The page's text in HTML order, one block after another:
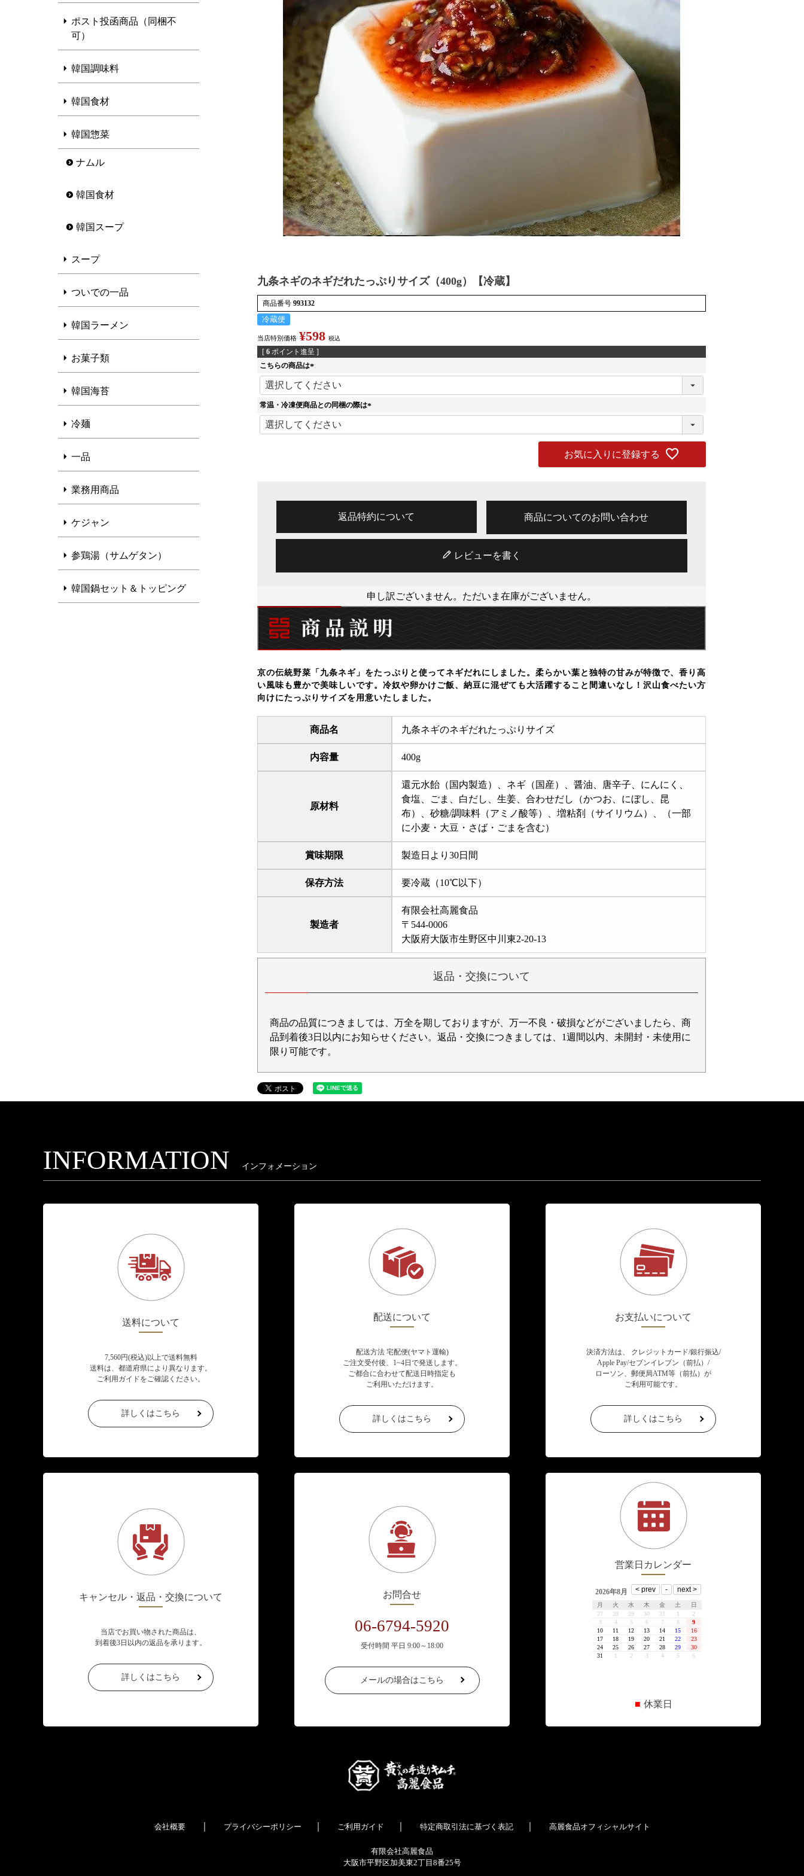
ポスト投函商品（同梱不
可）
韓国調味料
韓国食材
韓国惣菜
ナムル
韓国食材
韓国スープ
スープ
ついでの一品
韓国ラーメン
お菓子類
韓国海苔
冷麺
一品
業務用商品
ケジャン
参鶏湯（サムゲタン）
韓国鍋セット＆トッピング
九条ネギのネギだれたっぷりサイズ（400g）【冷蔵】
商品番号 993132
冷蔵便
当店特別価格 ¥598 税込
[ 6 ポイント進呈 ]
こちらの商品は
(
必
須
)
常温・冷凍便商品との同梱の際は
(
お気に入りに登録する
返品特約について 商品についてのお問い合わせ
レビューを書く
申し訳ございません。ただいま在庫がございません。
京の伝統野菜「九条ネギ」をたっぷりと使ってネギだれにしました。柔らかい葉と独特の甘みが特徴で、香り高
い風味も豊かで美味しいです。冷奴や卵かけご飯、納豆に混ぜても大活躍すること間違いなし！沢山食べたい方
向けにたっぷりサイズを用意いたしました。
商品名 九条ネギのネギだれたっぷりサイズ
内容量 400g
原材料
還元水飴（国内製造）、ネギ（国産）、醤油、唐辛子、にんにく、
食塩、ごま、白だし、生姜、合わせだし（かつお、にぼし、昆
布）、砂糖/調味料（アミノ酸等）、増粘剤（サイリウム）、（一部
に小麦・大豆・さば・ごまを含む）
賞味期限 製造日より30日間
保存方法 要冷蔵（10℃以下）
製造者
有限会社高麗食品
〒544-0006
大阪府大阪市生野区中川東2-20-13
返品・交換について
商品の品質につきましては、万全を期しておりますが、万一不良・破損などがございましたら、商
品到着後3日以内にお知らせください。返品・交換につきましては、1週間以内、未開封・未使用に
限り可能です。
INFORMATION インフォメーション
送料について
7,560円(税込)以上で送料無料
送料は、都道府県により異なります。
ご利用ガイドをご確認ください。
詳しくはこちら
配送について
配送方法 宅配便(ヤマト運輸)
ご注文受付後、1~4日で発送します。
ご都合に合わせて配送日時指定も
ご利用いただけます。
詳しくはこちら
お支払いについて
決済方法は、 クレジットカード/銀行振込/
Apple Pay/セブンイレブン（前払）/
ローソン、郵便局ATM等（前払）が
ご利用可能です。
詳しくはこちら
キャンセル・返品・交換について
当店でお買い物された商品は、
到着後3日以内の返品を承ります。
詳しくはこちら
お問合せ
06-6794-5920
受付時間 平日 9:00～18:00
メールの場合はこちら
営業日カレンダー
■ 休業日
会社概要 プライバシーポリシー ご利用ガイド 特定商取引法に基づく表記 高麗食品オフィシャルサイト
有限会社高麗食品
大阪市平野区加美東2丁目8番25号